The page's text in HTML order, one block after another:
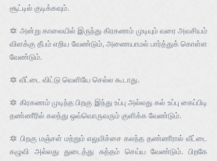
சூட்டில் குடிக்கவும்.
🔯 அன்று காலையில் இருந்து கிரகணம் முடியும் வரை அவசியம்
விளக்கு தீபம் எறிய வேண்டும், அணையாமல் பார்த்துக் கொள்ள
வேண்டும்.
🔯 வீட்டை விட்டு வெளியே செல்ல கூடாது.
🔯 கிரகணம் முடிந்த பிறகு இந்து உப்பு அல்லது கல் உப்பு கைப்பிடி
தண்ணீரில் கலந்து ஒவ்வொருவரும் குளிக்க வேண்டும்.
🔯 பிறகு மஞ்சள் மற்றும் எலுமிச்சை கலந்த தண்ணீரால் வீட்டை
கழுவி அல்லது துடைத்து சுத்தம் செய்ய வேண்டும். பிறகே